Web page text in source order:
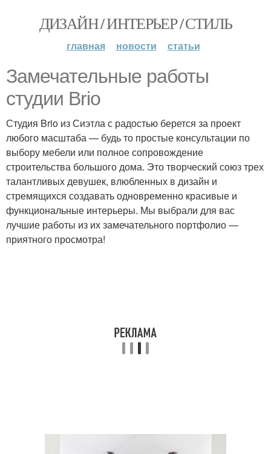
ДИЗАЙН / ИНТЕРЬЕР / СТИЛЬ
главная новости статьи
Замечательные работы
студии Brio
Студия Brio из Сиэтла с радостью берется за проект
любого масштаба — будь то простые консультации по
выбору мебели или полное сопровождение
строительства большого дома. Это творческий союз трех
талантливых девушек, влюбленных в дизайн и
стремящихся создавать одновременно красивые и
функциональные интерьеры. Мы выбрали для вас
лучшие работы из их замечательного портфолио —
приятного просмотра!